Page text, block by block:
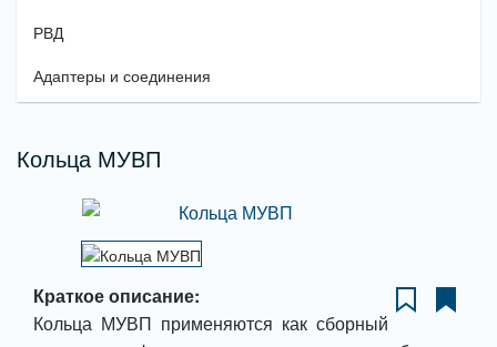
РВД
Адаптеры и соединения
Кольца МУВП
Краткое описание:
Кольца МУВП применяются как сборный